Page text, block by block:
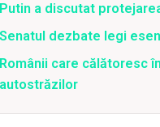
Putin a discutat
Senatul dezbate legi
Românii care călătoresc
autostrăzilor